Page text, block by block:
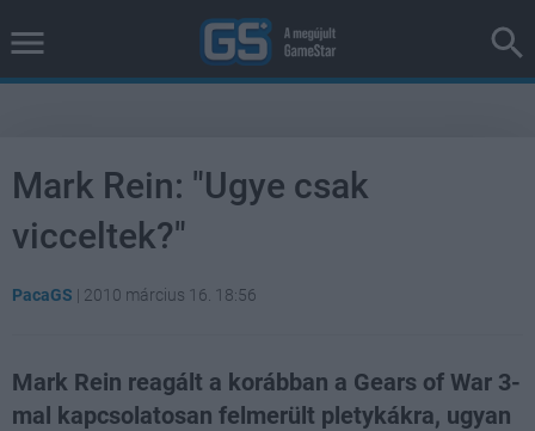
Mark Rein: "Ugye csak
vicceltek?"
PacaGS | 2010 március 16. 18:56
Mark Rein reagált a korábban a Gears of War 3-
mal kapcsolatosan felmerült pletykákra, ugyan